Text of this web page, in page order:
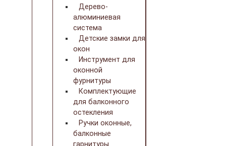
Дерево-
алюминиевая
система
Детские замки для
окон
Инструмент для
оконной
фурнитуры
Комплектующие
для балконного
остекления
Ручки оконные,
балконные
гарнитуры